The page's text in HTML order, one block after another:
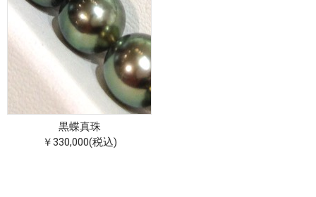
黒蝶真珠
￥330,000(税込)